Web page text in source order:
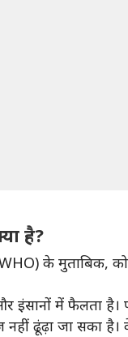
है?
के मुताबिक,
में फैलता है।
ढूंढ़ा जा सका है।